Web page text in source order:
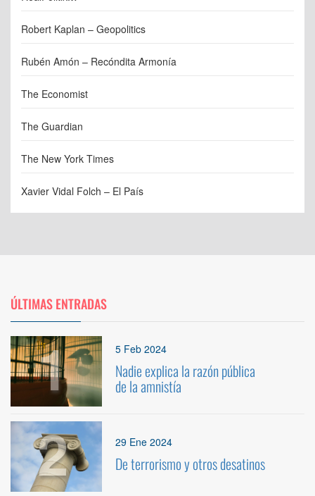
Robert Kaplan – Geopolitics
Rubén Amón – Recóndita Armonía
The Economist
The Guardian
The New York Times
Xavier Vidal Folch – El País
ÚLTIMAS ENTRADAS
1 5 Feb 2024
Nadie explica la razón pública
de la amnistía
2 29 Ene 2024
De terrorismo y otros desatinos